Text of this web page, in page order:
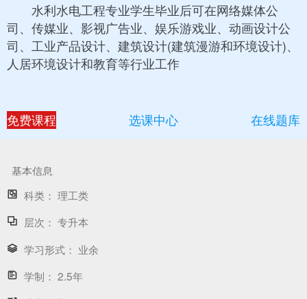
水利水电工程专业学生毕业后可在网络媒体公
司、传媒业、影视广告业、娱乐游戏业、动画设计公
司、工业产品设计、建筑设计(建筑漫游和环境设计)、
人居环境设计和教育等行业工作
免费课程 选课中心 在线题库
基本信息
科类： 理工类
层次： 专升本
学习形式： 业余
学制： 2.5年